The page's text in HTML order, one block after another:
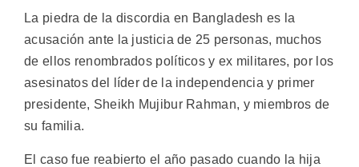
La piedra de la discordia en Bangladesh es la
acusación ante la justicia de 25 personas, muchos
de ellos renombrados políticos y ex militares, por los
asesinatos del líder de la independencia y primer
presidente, Sheikh Mujibur Rahman, y miembros de
su familia.
El caso fue reabierto el año pasado cuando la hija